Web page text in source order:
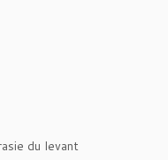
du levant